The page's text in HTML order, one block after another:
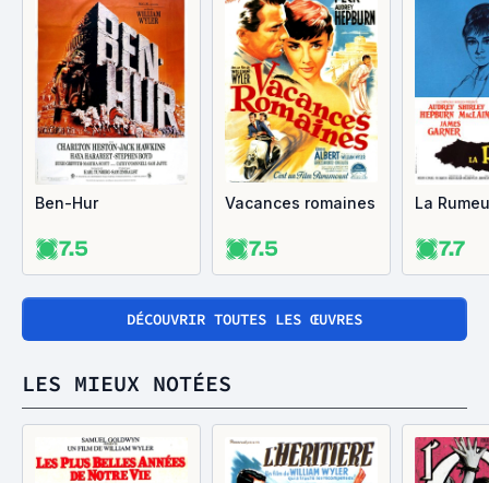
Ben-Hur
7.5
Vacances romaines
7.5
La
7.7
DÉCOUVRIR TOUTES LES ŒUVRES
LES MIEUX NOTÉES